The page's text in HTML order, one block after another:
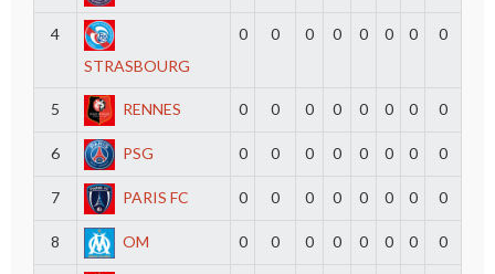
4
STRASBOURG
0 0 0 0 0 0 0 0
5 RENNES 0 0 0 0 0 0 0 0
6 PSG 0 0 0 0 0 0 0 0
7 PARIS FC 0 0 0 0 0 0 0 0
8 OM 0 0 0 0 0 0 0 0